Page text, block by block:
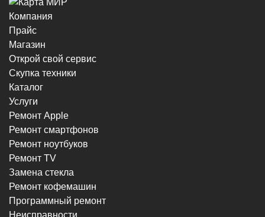
Компания
Прайс
Магазин
Открой свой сервис
Скупка техники
Каталог
Услуги
Ремонт Apple
Ремонт смартфонов
Ремонт ноутбуков
Ремонт TV
Замена стекла
Ремонт кофемашин
Программный ремонт
Неисправности